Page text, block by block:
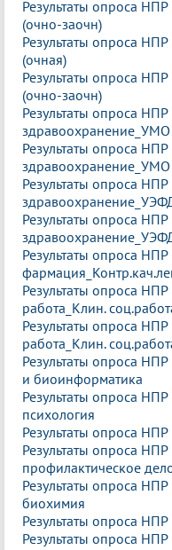
Результаты опроса
(очно-заочн)
Результаты опроса
(очная)
Результаты опроса
(очно-заочн)
Результаты опроса
здравоохранение_УМО
Результаты опроса
Результаты опроса
Результаты опроса
Результаты опроса
Результаты опроса
работа_Клин.
Результаты опроса
работа_Клин.
Результаты опроса
и биоинформатика
Результаты опроса
психология
Результаты опроса
Результаты опроса
профилактическое
Результаты опроса
биохимия
Результаты опроса
Результаты опроса